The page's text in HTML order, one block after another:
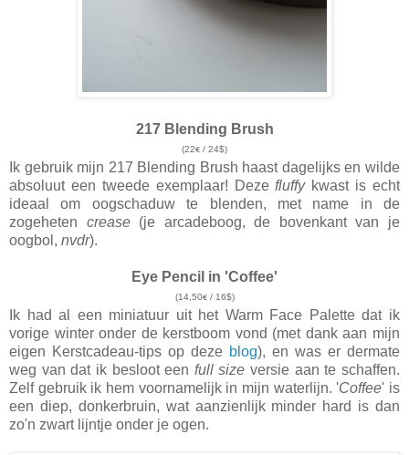
217 Blending Brush
(22€ / 24$)
Ik gebruik mijn 217 Blending Brush haast dagelijks en wilde
absoluut een tweede exemplaar! Dezefluffykwast is echt
ideaal om oogschaduw te blenden, met name in de
zogeheten crease(je arcadeboog, de bovenkant van je
oogbol, nvdr).
Eye Pencil in 'Coffee'
(14,50€/ 16$)
Ik had al een miniatuur uit het Warm Face Palette dat ik
vorige winter onder de kerstboom vond (met dank aan mijn
eigen Kerstcadeau-tips op deze blog), en was er dermate
weg van dat ik besloot een full size versie aan te schaffen.
Zelf gebruik ik hem voornamelijk in mijn waterlijn. 'Coffee' is
een diep, donkerbruin, wat aanzienlijk minder hard is dan
zo'n zwart lijntje onder je ogen.